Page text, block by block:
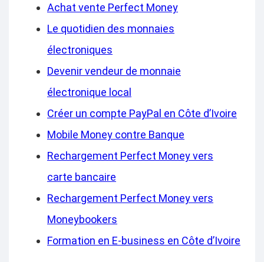
Achat vente Perfect Money
Le quotidien des monnaies
électroniques
Devenir vendeur de monnaie
électronique local
Créer un compte PayPal en Côte d’Ivoire
Mobile Money contre Banque
Rechargement Perfect Money vers
carte bancaire
Rechargement Perfect Money vers
Moneybookers
Formation en E-business en Côte d’Ivoire